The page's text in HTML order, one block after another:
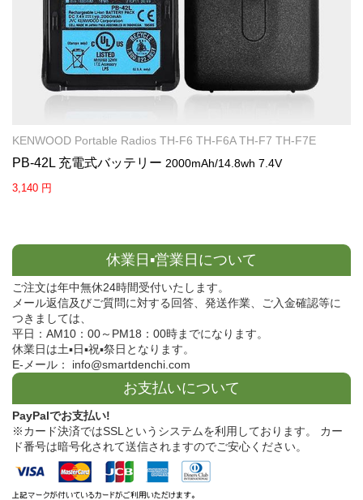
KENWOOD Portable Radios TH-F6 TH-F6A TH-F7 TH-F7E
PB-42L 充電式バッテリー 2000mAh/14.8wh 7.4V
3,140 円
休業日▪営業日について
ご注文は年中無休24時間受付いたします。
メール返信及びご質問に対する回答、発送作業、ご入金確認等に
つきましては、
平日：AM10：00～PM18：00時までになります。
休業日は土▪日▪祝▪祭日となります。
E-メール： info@smartdenchi.com
お支払いについて
PayPalでお支払い!
※カード決済ではSSLというシステムを利用しております。 カー
ド番号は暗号化されて送信されますのでご安心ください。